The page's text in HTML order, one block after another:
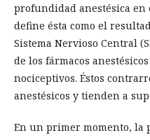
profundidad anestésica en
define ésta como el
Sistema Nervioso Central
de los fármacos
nociceptivos. Éstos
anestésicos y tienden a
En un primer momento,